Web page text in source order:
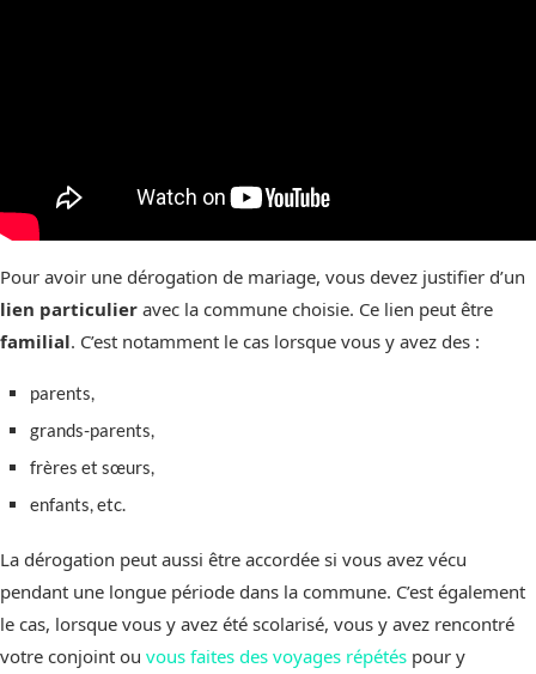
Pour avoir une dérogation de mariage, vous devez justifier d’un
lien particulier avec la commune choisie. Ce lien peut être
familial. C’est notamment le cas lorsque vous y avez des :
parents,
grands-parents,
frères et sœurs,
enfants, etc.
La dérogation peut aussi être accordée si vous avez vécu
pendant une longue période dans la commune. C’est également
le cas, lorsque vous y avez été scolarisé, vous y avez rencontré
votre conjoint ou vous faites des voyages répétés pour y